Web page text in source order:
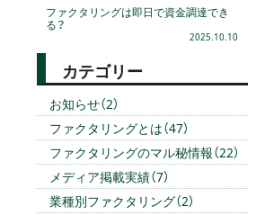
ファクタリングは即日で資金調達でき
る？
2025.10.10
カテゴリー
お知らせ（2）
ファクタリングとは（47）
ファクタリングのマル秘情報（22）
メディア掲載実績（7）
業種別ファクタリング（2）